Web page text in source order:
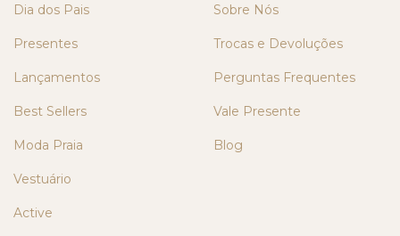
Dia dos Pais
Presentes
Lançamentos
Best Sellers
Moda Praia
Vestuário
Active
Sobre Nós
Trocas e Devoluções
Perguntas Frequentes
Vale Presente
Blog